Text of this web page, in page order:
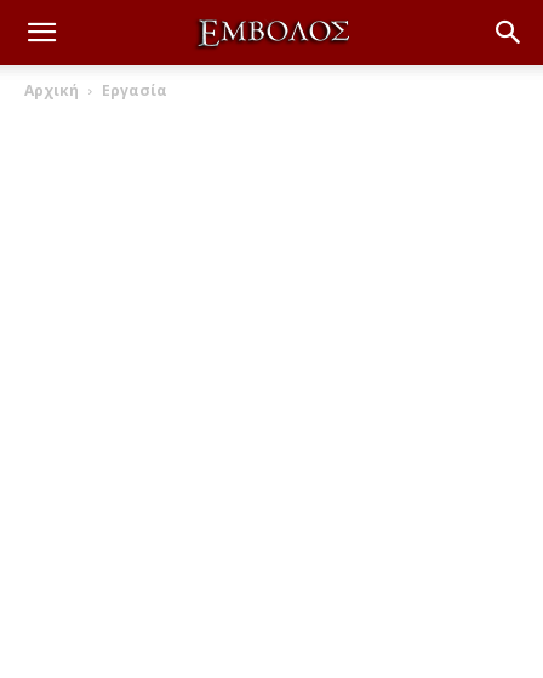
Αρχική Εργασία